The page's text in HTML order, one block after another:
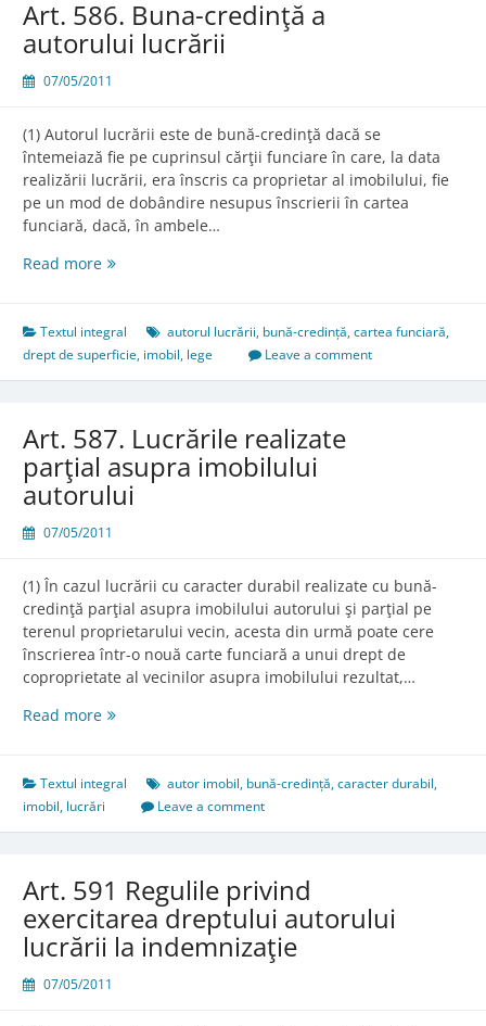
Art. 586. Buna-credinţă a
autorului lucrării
07/05/2011
(1) Autorul lucrării este de bună-credinţă dacă se
întemeiază fie pe cuprinsul cărţii funciare în care, la data
realizării lucrării, era înscris ca proprietar al imobilului, fie
pe un mod de dobândire nesupus înscrierii în cartea
funciară, dacă, în ambele…
Read moreArt.
credinţă
a
autorului
Textul integral autorul lucrării, bună-credință,cartea funciară,
drept de superficie, imobil, lege Leave a comment
Art. 587. Lucrările realizate
parţial asupra imobilului
autorului
07/05/2011
(1) În cazul lucrării cu caracter durabil realizate cu bună-
credinţă parţial asupra imobilului autorului şi parţial pe
terenul proprietarului vecin, acesta din urmă poate cere
înscrierea într-o nouă carte funciară a unui drept de
coproprietate al vecinilor asupra imobilului rezultat,…
Read moreArt.
realizate
parţial
asupra
Textul integral autor imobil, bună-credință,caracter durabil,
imobil, lucrări Leave a comment
Art. 591 Regulile privind
exercitarea dreptului autorului
lucrării la indemnizaţie
07/05/2011